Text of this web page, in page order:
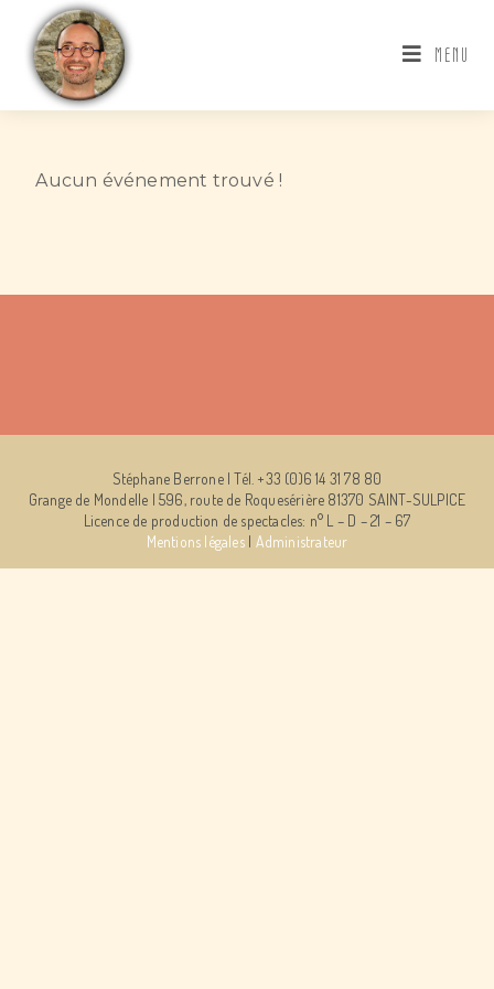
MENU
Aucun événement trouvé !
Stéphane Berrone | Tél. +33 (0)6 14 31 78 80
Grange de Mondelle | 596, route de Roquesérière 81370 SAINT-SULPICE
Licence de production de spectacles: n° L – D – 21 – 67
Mentions légales| Administrateur